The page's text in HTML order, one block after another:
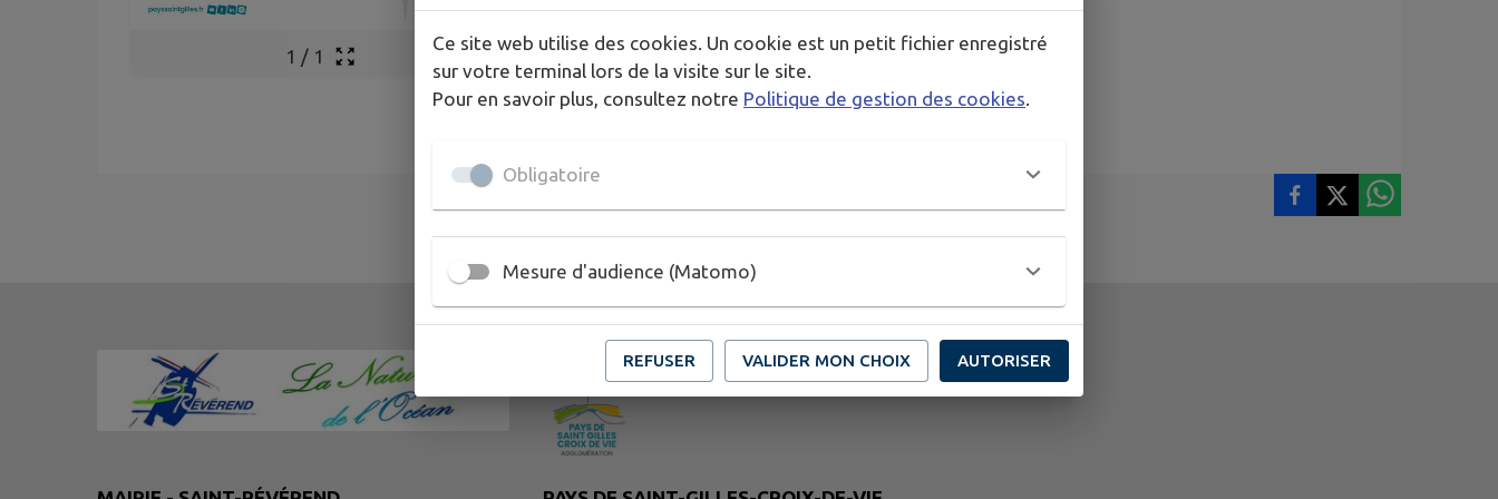
1 / 1
Ce site web utilise des cookies. Un cookie est un petit fichier enregistré
sur votre terminal lors de la visite sur le site.
Pour en savoir plus, consultez notre Politique de gestion des cookies
Obligatoire
Mesure d'audience (Matomo)
REFUSER VALIDER MON CHOIX AUTORISER